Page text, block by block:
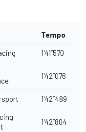
Tempo
1'41”570
1'42”076
1'42”489
1'42”804